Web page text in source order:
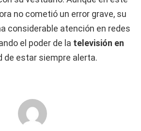
no cometió un error grave, su
considerable atención en redes
el poder de la televisión en
de estar siempre alerta.